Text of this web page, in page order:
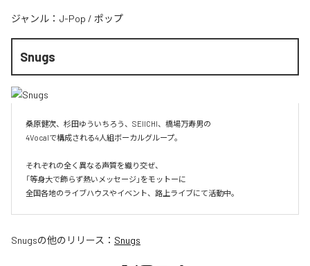
ジャンル： J-Pop / ポップ
Snugs
桑原健次、杉田ゆういちろう、SEIICHI、橋場万寿男の
4Vocalで構成される4人組ボーカルグループ。
それぞれの全く異なる声質を織り交ぜ、
「等身大で飾らず熱いメッセージ」をモットーに
全国各地のライブハウスやイベント、路上ライブにて活動中。
Snugsの他のリリース： Snugs